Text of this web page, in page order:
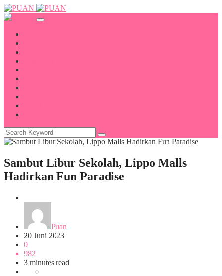
Sambut Libur Sekolah, Lippo Malls
Hadirkan Fun Paradise
Puan
20 Juni 2023
0
982
3 minutes read